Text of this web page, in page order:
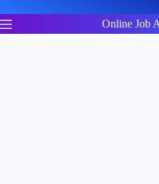
to
content
Online Job